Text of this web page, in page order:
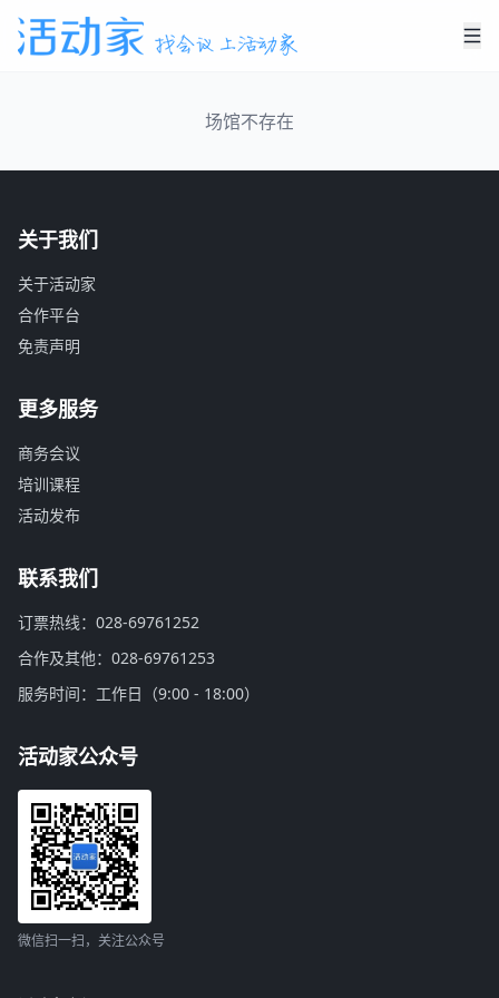
场馆不存在
关于我们
关于活动家
合作平台
免责声明
更多服务
商务会议
培训课程
活动发布
联系我们
订票热线：028-69761252
合作及其他：028-69761253
服务时间：工作日（9:00 - 18:00）
活动家公众号
微信扫一扫，关注公众号